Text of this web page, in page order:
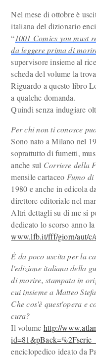
Nel mese di ottobre è
italiana del dizionario
“1001 Comics you must
da leggere prima di
supervisore insieme al
scheda del volume la
Riguardo a questo libro
a qualche domanda.
Quindi senza indugiare
Per chi non ti conosce
Sono nato a Milano nel
soprattutto di fumetti,
anche sul Corriere della
mensile cartaceo Fumo
1980 e anche in edicola
direttore editoriale nel
Altri dettagli su di me si
dedicato lo scorso anno
www.lfb.it/fff/giorn/aut/c/
È da poco uscita per la
l'edizione italiana della
di morire, stampata in
cui insieme a Matteo
Che cos'è quest'opera e
cura?
Il volume http://
enciclopedico ideato da